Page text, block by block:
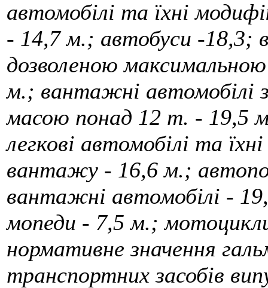
автомобілі та їхні
- 14,7 м.; автобуси -18,3;
дозволеною
м.; вантажні автомобілі
масою понад 12 т. - 19,5
легкові автомобілі та
вантажу - 16,6 м.;
вантажні автомобілі -
мопеди - 7,5 м.;
нормативне значення
транспортних засобів